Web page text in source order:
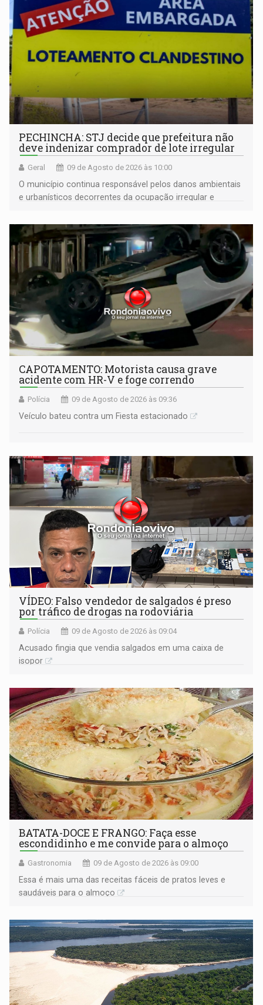
PECHINCHA: STJ decide que prefeitura não
deve indenizar comprador de lote irregular
Geral 09 de Agosto de 2026 às 10:00
O município continua responsável pelos danos ambientais
e urbanísticos decorrentes da ocupação irregular e
CAPOTAMENTO: Motorista causa grave
acidente com HR-V e foge correndo
Polícia 09 de Agosto de 2026 às 09:36
Veículo bateu contra um Fiesta estacionado
VÍDEO: Falso vendedor de salgados é preso
por tráfico de drogas na rodoviária
Polícia 09 de Agosto de 2026 às 09:04
Acusado fingia que vendia salgados em uma caixa de
isopor
BATATA-DOCE E FRANGO: Faça esse
escondidinho e me convide para o almoço
Gastronomia 09 de Agosto de 2026 às 09:00
Essa é mais uma das receitas fáceis de pratos leves e
saudáveis para o almoço